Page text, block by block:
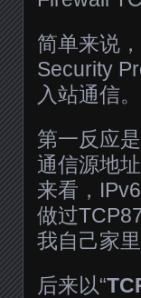
简单来说
Security
入站通信。
第一反应
通信源地
来看，
做过
我自己家
后来以“